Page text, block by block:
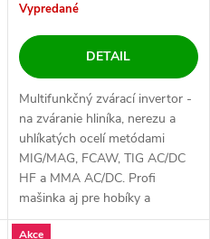
Vypredané
DETAIL
Multifunkčný zvárací invertor -
na zváranie hliníka, nerezu a
uhlíkatých ocelí metódami
MIG/MAG, FCAW, TIG AC/DC
HF a MMA AC/DC. Profi
mašinka aj pre hobíky a
nadšencov. Naozaj...
Akce